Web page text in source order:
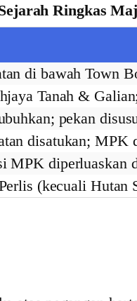
Ringkas
di bawah Town
Tanah &
pekan
disatukan;
MPK diperluaskan
(kecuali Hutan